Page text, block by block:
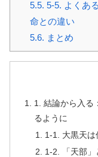
5.5. 5-5. よくあ
命との違い
5.6. まとめ
1. 結論から入る
るように
1-1. 大黒天は
1-2. 「天部」